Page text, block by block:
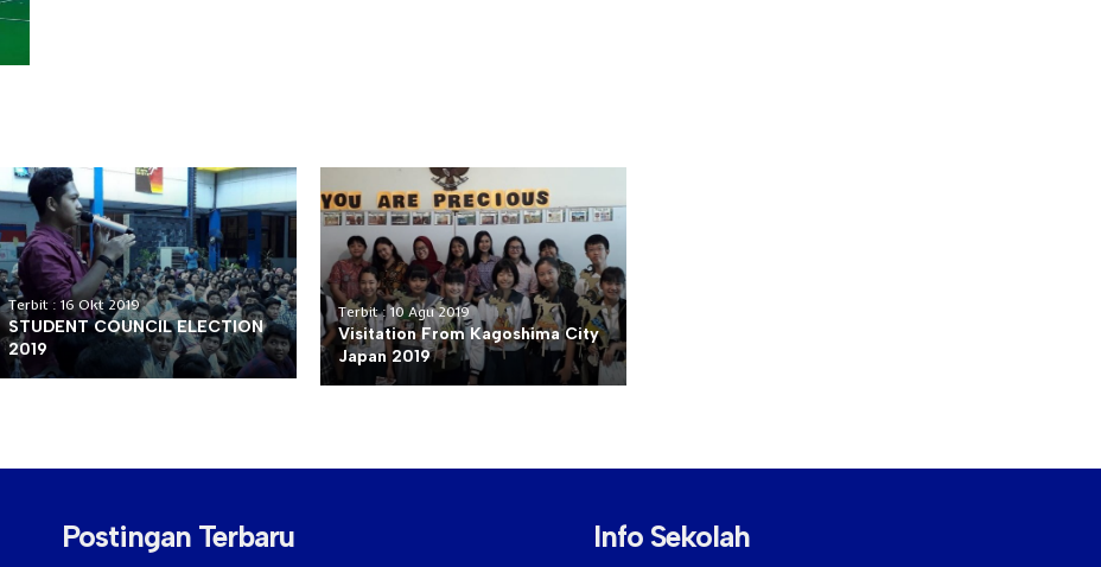
Terbit : 16 Okt 2019
STUDENT COUNCIL ELECTION
2019
Terbit : 10 Agu 2019
Visitation From Kagoshima City
Japan 2019
Postingan Terbaru Info Sekolah